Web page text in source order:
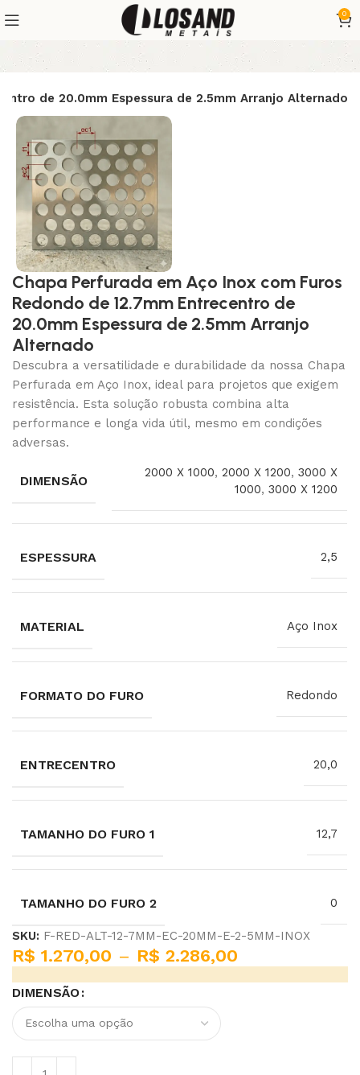
0
de 20.0mm Espessura de 2.5mm Arranjo Alternado
Chapa Perfurada em Aço Inox com Furos
Redondo de 12.7mm Entrecentro de
20.0mm Espessura de 2.5mm Arranjo
Alternado
Descubra a versatilidade e durabilidade da nossa Chapa
Perfurada em Aço Inox, ideal para projetos que exigem
resistência. Esta solução robusta combina alta
performance e longa vida útil, mesmo em condições
adversas.
DIMENSÃO
2000 X 1000,2000 X 1200,3000 X
1000,3000 X 1200
ESPESSURA 2,5
MATERIAL Aço Inox
FORMATO DO FURO Redondo
ENTRECENTRO 20,0
TAMANHO DO FURO 1 12,7
TAMANHO DO FURO 2 0
SKU: F-RED-ALT-12-7MM-EC-20MM-E-2-5MM-INOX
R$ 1.270,00 – R$ 2.286,00
DIMENSÃO